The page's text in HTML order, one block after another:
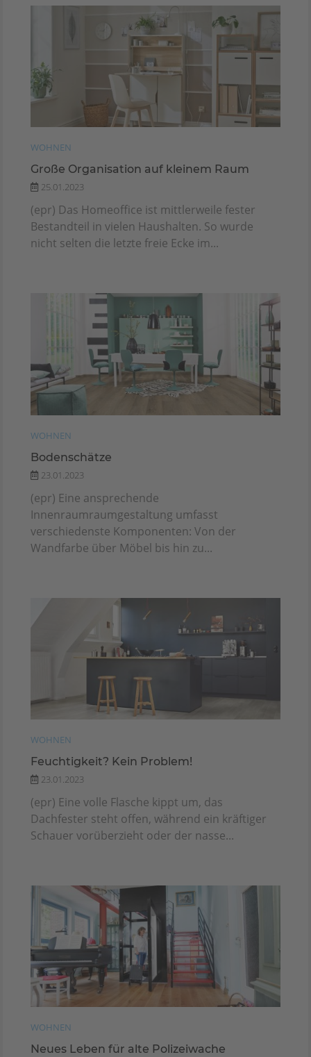
WOHNEN
Große Organisation auf kleinem Raum
25.01.2023
(epr) Das Homeoffice ist mittlerweile fester
Bestandteil in vielen Haushalten. So wurde
nicht selten die letzte freie Ecke im...
WOHNEN
Bodenschätze
23.01.2023
(epr) Eine ansprechende
Innenraumraumgestaltung umfasst
verschiedenste Komponenten: Von der
Wandfarbe über Möbel bis hin zu...
WOHNEN
Feuchtigkeit? Kein Problem!
23.01.2023
(epr) Eine volle Flasche kippt um, das
Dachfester steht offen, während ein kräftiger
Schauer vorüberzieht oder der nasse...
WOHNEN
Neues Leben für alte Polizeiwache